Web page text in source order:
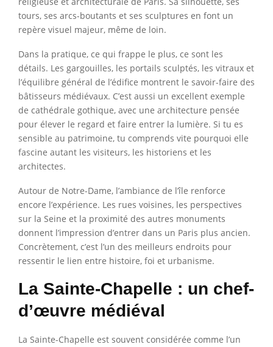
tours, ses arcs-boutants et ses sculptures en font un
repère visuel majeur, même de loin.
Dans la pratique, ce qui frappe le plus, ce sont les
détails. Les gargouilles, les portails sculptés, les vitraux et
l’équilibre général de l’édifice montrent le savoir-faire des
bâtisseurs médiévaux. C’est aussi un excellent exemple
de cathédrale gothique, avec une architecture pensée
pour élever le regard et faire entrer la lumière. Si tu es
sensible au patrimoine, tu comprends vite pourquoi elle
fascine autant les visiteurs, les historiens et les
architectes.
Autour de Notre-Dame, l’ambiance de l’île renforce
encore l’expérience. Les rues voisines, les perspectives
sur la Seine et la proximité des autres monuments
donnent l’impression d’entrer dans un Paris plus ancien.
Concrètement, c’est l’un des meilleurs endroits pour
ressentir le lien entre histoire, foi et urbanisme.
La Sainte-Chapelle : un chef-
d’œuvre médiéval
La Sainte-Chapelle est souvent considérée comme l’un